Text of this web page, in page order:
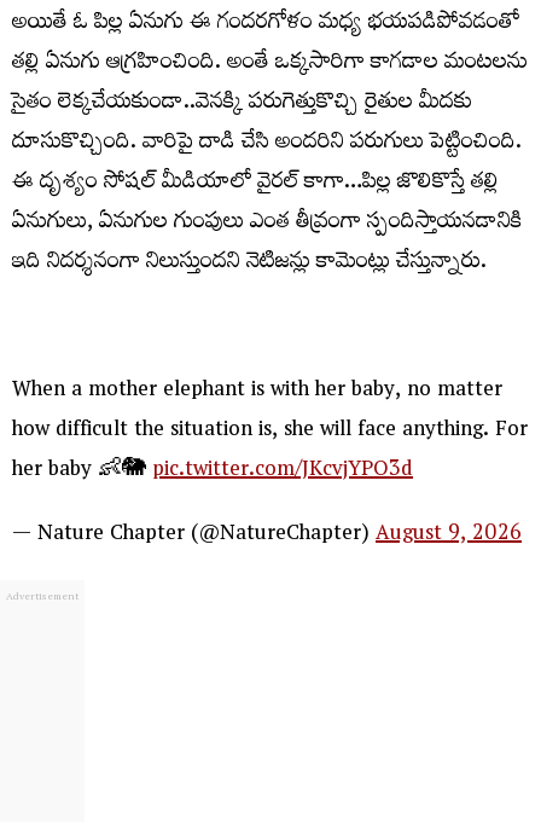
అయితే ఓ పిల్ల ఏనుగు ఈ గందరగోళం మధ్య భయపడిపోవడంతో
తల్లి ఏనుగు ఆగ్రహించింది. అంతే ఒక్కసారిగా కాగడాల మంటలను
సైతం లెక్కచేయకుండా..వెనక్కి పరుగెత్తుకొచ్చి రైతుల మీదకు
దూసుకొచ్చింది. వారిపై దాడి చేసి అందరిని పరుగులు పెట్టించింది.
ఈ దృశ్యం సోషల్ మీడియాలో వైరల్ కాగా…పిల్ల జొలికొస్తే తల్లి
ఏనుగులు, ఏనుగుల గుంపులు ఎంత తీవ్రంగా స్పందిస్తాయనడానికి
ఇది నిదర్శనంగా నిలుస్తుందని నెటిజన్లు కామెంట్లు చేస్తున్నారు.
When a mother elephant is with her baby, no matter
how difficult the situation is, she will face anything. For
her baby 👶🐘pic.twitter.com/JKcvjYPO3d
— Nature Chapter (@NatureChapter)August 9, 2026